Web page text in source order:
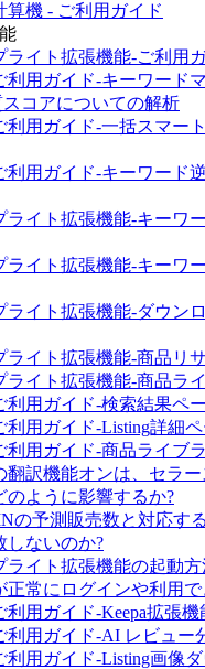
算機 - ご利用ガイド
ライト拡張機能-ご利用
利用ガイド-キーワード
スコアについての解析
利用ガイド-一括スマー
利用ガイド-キーワード
ライト拡張機能-キーワ
ライト拡張機能-キーワ
ライト拡張機能-ダウン
ライト拡張機能-商品リ
ライト拡張機能-商品ラ
利用ガイド-検索結果ペ
利用ガイド-Listing詳細
利用ガイド-商品ライブ
翻訳機能オンは、セラ
のように影響するか?
の予測販売数と対応す
しないのか?
ライト拡張機能の起動方
正常にログインや利用
利用ガイド-Keepa拡張機
利用ガイド-AI レビュー
利用ガイド-Listing画像